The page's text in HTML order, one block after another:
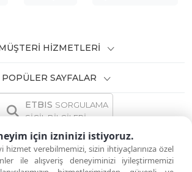
için izninizi istiyoruz.
hizmet verebilmemizi, sizin ihtiyaçlarınıza özel
ile alışveriş deneyiminizi iyileştirmemizi
HIZMETLERI
POPÜLER SAYFALAR
ETBIS SORGULAMA
SİCİL BİLGİLERİ